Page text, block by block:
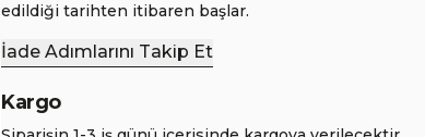
edildiği tarihten itibaren başlar.
İade Adımlarını Takip Et
Kargo